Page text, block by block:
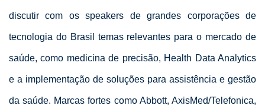
discutir com os speakers de grandes corporações de
tecnologia do Brasil temas relevantes para o mercado de
saúde, como medicina de precisão, Health Data Analytics
e a implementação de soluções para assistência e gestão
da saúde. Marcas fortes como Abbott, AxisMed/Telefonica,